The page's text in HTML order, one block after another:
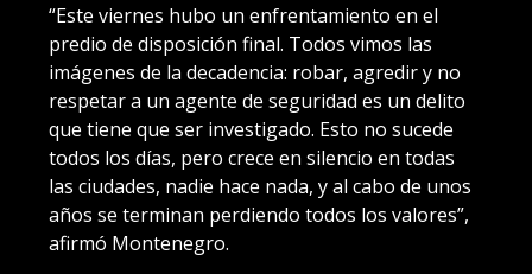
“Este viernes hubo un enfrentamiento en el
predio de disposición final. Todos vimos las
imágenes de la decadencia: robar, agredir y no
respetar a un agente de seguridad es un delito
que tiene que ser investigado. Esto no sucede
todos los días, pero crece en silencio en todas
las ciudades, nadie hace nada, y al cabo de unos
años se terminan perdiendo todos los valores”,
afirmó Montenegro.